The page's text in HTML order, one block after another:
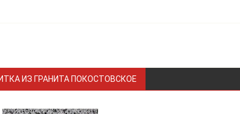
ИЗ ГРАНИТА ПОКОСТОВСКОЕ